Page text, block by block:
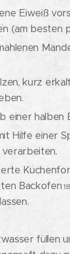
Eiweiß
(am besten
kurz
einer halben
Hilfe einer
verarbeiten.
Backofen
füllen